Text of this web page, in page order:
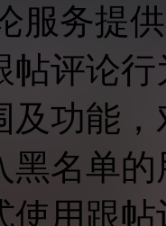
服务提
帖评论
及功能
黑名单
使用跟